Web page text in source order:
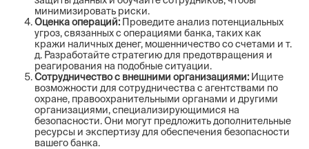
минимизировать риски.
Оценка операций: Проведите анализ потенциальных
угроз, связанных с операциями банка, таких как
кражи наличных денег, мошенничество со счетами и т.
д. Разработайте стратегию для предотвращения и
реагирования на подобные ситуации.
Сотрудничество с внешними организациями: Ищите
возможности для сотрудничества с агентствами по
охране, правоохранительными органами и другими
организациями, специализирующимися на
безопасности. Они могут предложить дополнительные
ресурсы и экспертизу для обеспечения безопасности
вашего банка.